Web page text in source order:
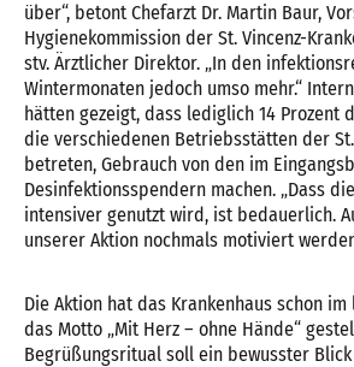
über“, betont Chefarzt Dr. Martin Baur,
Hygienekommission der St. Vincenz-
stv. Ärztlicher Direktor. „In den
Wintermonaten jedoch umso mehr.“
hätten gezeigt, dass lediglich 14 Prozent
die verschiedenen Betriebsstätten der St.
betreten, Gebrauch von den im
Desinfektionsspendern machen. „Dass
intensiver genutzt wird, ist bedauerlich.
unserer Aktion nochmals motiviert
Die Aktion hat das Krankenhaus schon
das Motto „Mit Herz – ohne Hände“
Begrüßungsritual soll ein bewusster